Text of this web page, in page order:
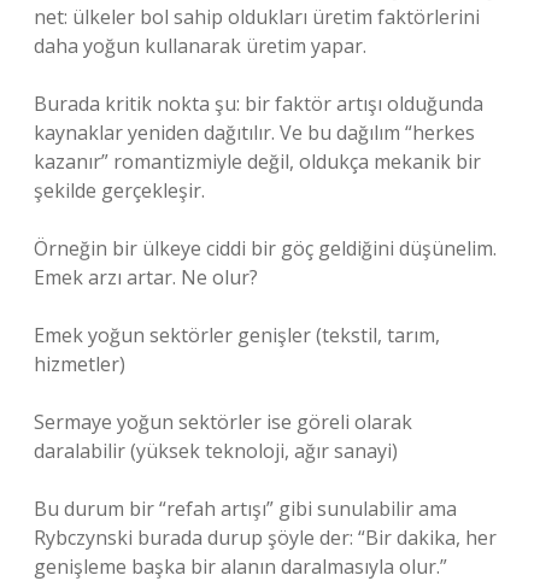
net: ülkeler bol sahip oldukları üretim faktörlerini
daha yoğun kullanarak üretim yapar.
Burada kritik nokta şu: bir faktör artışı olduğunda
kaynaklar yeniden dağıtılır. Ve bu dağılım “herkes
kazanır” romantizmiyle değil, oldukça mekanik bir
şekilde gerçekleşir.
Örneğin bir ülkeye ciddi bir göç geldiğini düşünelim.
Emek arzı artar. Ne olur?
Emek yoğun sektörler genişler (tekstil, tarım,
hizmetler)
Sermaye yoğun sektörler ise göreli olarak
daralabilir (yüksek teknoloji, ağır sanayi)
Bu durum bir “refah artışı” gibi sunulabilir ama
Rybczynski burada durup şöyle der: “Bir dakika, her
genişleme başka bir alanın daralmasıyla olur.”